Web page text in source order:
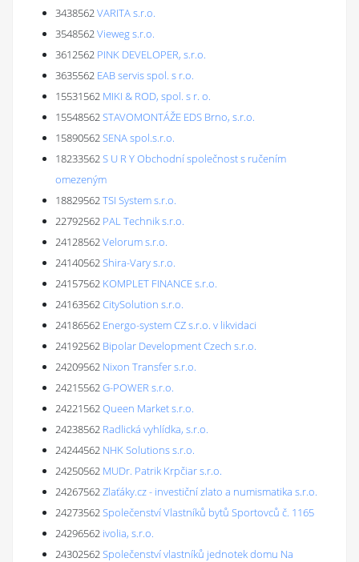
3438562VARITA s.r.o.
3548562Vieweg s.r.o.
3612562 PINK DEVELOPER, s.r.o.
3635562 EAB servis spol. s r.o.
15531562 MIKI & ROD, spol. s r. o.
15548562STAVOMONTÁŽE EDS Brno, s.r.o.
15890562SENA spol.s.r.o.
18233562S U R Y Obchodní společnost s ručením
omezeným
18829562TSI System s.r.o.
22792562 PAL Technik s.r.o.
24128562Velorum s.r.o.
24140562Shira-Vary s.r.o.
24157562 KOMPLET FINANCE s.r.o.
24163562CitySolution s.r.o.
24186562 Energo-system CZ s.r.o. v likvidaci
24192562 Bipolar Development Czech s.r.o.
24209562 Nixon Transfer s.r.o.
24215562G-POWER s.r.o.
24221562Queen Market s.r.o.
24238562 Radlická vyhlídka, s.r.o.
24244562 NHK Solutions s.r.o.
24250562 MUDr. Patrik Krpčiar s.r.o.
24267562Zlaťáky.cz - investiční zlato a numismatika s.r.o.
24273562Společenství Vlastníků bytů Sportovců č. 1165
24296562 ivolia, s.r.o.
24302562Společenství vlastníků jednotek domu Na